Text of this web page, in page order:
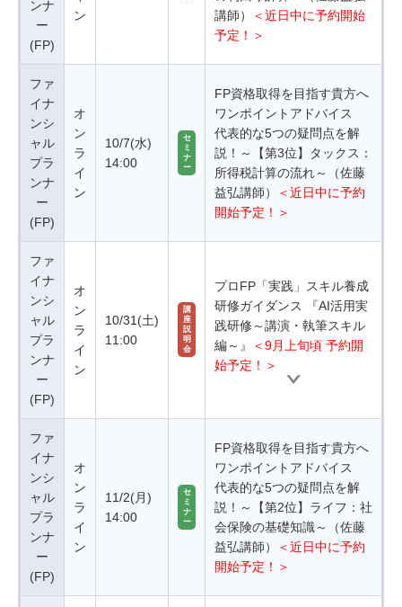
ンナ
ー
(FP)
ン
講師）
＜近日中に予約開始
予定！＞
ファ
イナ
ンシ
ャル
プラ
ンナ
ー
(FP)
オ
ン
ラ
イ
ン
10/7(水)
14:00
セ
ミ
ナ
ー
FP資格取得を目指す貴方へ
ワンポイントアドバイス
代表的な5つの疑問点を解
説！～【第3位】タックス：
所得税計算の流れ～（佐藤
益弘講師）
＜近日中に予約
開始予定！＞
ファ
イナ
ンシ
ャル
プラ
ンナ
ー
(FP)
オ
ン
ラ
イ
ン
10/31(土)
11:00
講
座
説
明
会
プロFP「実践」スキル養成
研修ガイダンス 『AI活用実
践研修～講演・執筆スキル
編～』
＜9月上旬頃 予約開
始予定！＞
ファ
イナ
ンシ
ャル
プラ
ンナ
ー
(FP)
オ
ン
ラ
イ
ン
11/2(月)
14:00
セ
ミ
ナ
ー
FP資格取得を目指す貴方へ
ワンポイントアドバイス
代表的な5つの疑問点を解
説！～【第2位】ライフ：社
会保険の基礎知識～（佐藤
益弘講師）
＜近日中に予約
開始予定！＞